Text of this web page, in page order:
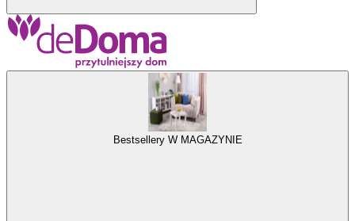
Bestsellery W MAGAZYNIE